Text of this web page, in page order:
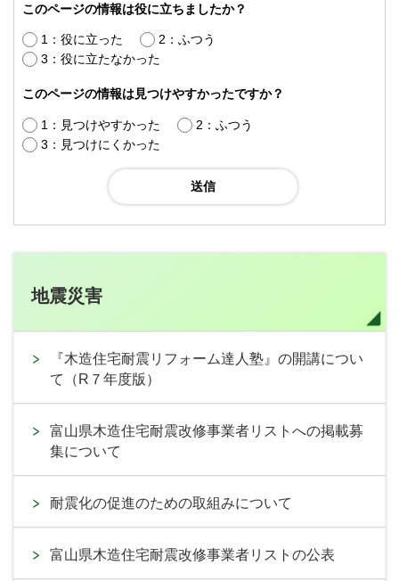
このページの情報は役に立ちましたか？
1：役に立った
2：ふつう
3：役に立たなかった
このページの情報は見つけやすかったですか？
1：見つけやすかった
2：ふつう
3：見つけにくかった
地震災害
『木造住宅耐震リフォーム達人塾』の開講につい
て（R７年度版）
富山県木造住宅耐震改修事業者リストへの掲載募
集について
耐震化の促進のための取組みについて
富山県木造住宅耐震改修事業者リストの公表